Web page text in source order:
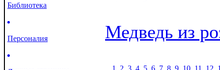
Библиотека
Персоналия Медведь из